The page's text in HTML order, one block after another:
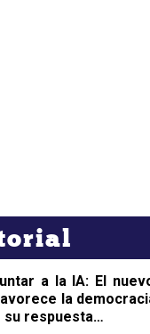
a la IA: El
la
su respuesta…